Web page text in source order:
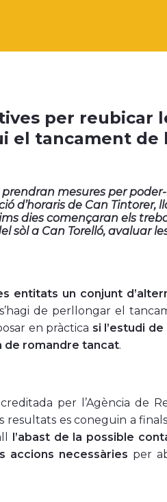
per reubicar
el tancament de
mesures per
de Can Tintorer,
dies començaran els
sòl a Can Torelló, avaluar
entitats un conjunt
de perllongar el
en pràctica si l’estudi
de romandre tancat.
per l’Agència de
resultats es coneguin a
l’abast de la possible
accions necessàries per